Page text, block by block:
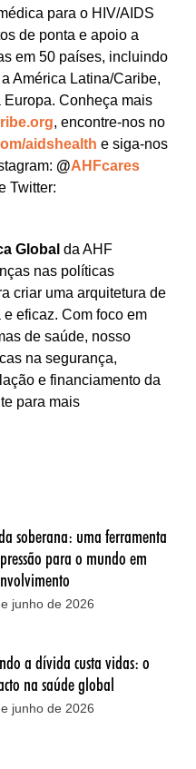
para o HIV/AIDS
de ponta e apoio a
em 50 países, incluindo
América Latina/Caribe,
Conheça mais
, encontre-nos no
aidshealth e siga-nos
@AHFcares
Twitter:
Global da AHF
nas políticas
criar uma arquitetura de
eficaz. Com foco em
de saúde, nosso
na segurança,
e financiamento da
para mais
soberana: uma ferramenta
para o mundo em
junho de 2026
a dívida custa vidas: o
na saúde global
junho de 2026